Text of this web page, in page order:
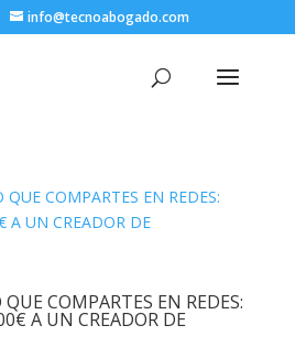
info@tecnoabogado.com
COMPARTES EN REDES:
A UN CREADOR DE